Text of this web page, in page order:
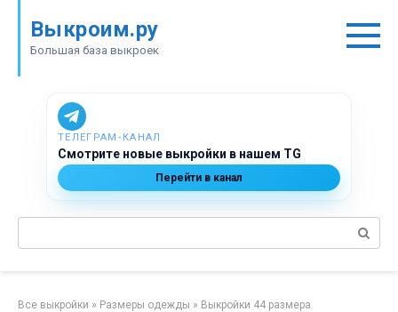
контенту
Выкроим.ру
Большая база выкроек
ТЕЛЕГРАМ‑КАНАЛ
Смотрите новые выкройки в нашем TG
Перейти в канал
Поиск:
Все выкройки » Размеры одежды » Выкройки 44 размера